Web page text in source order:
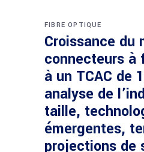
FIBRE OPTIQUE
Croissance du
connecteurs à
à un TCAC de
analyse de
taille,
émergentes,
projections de